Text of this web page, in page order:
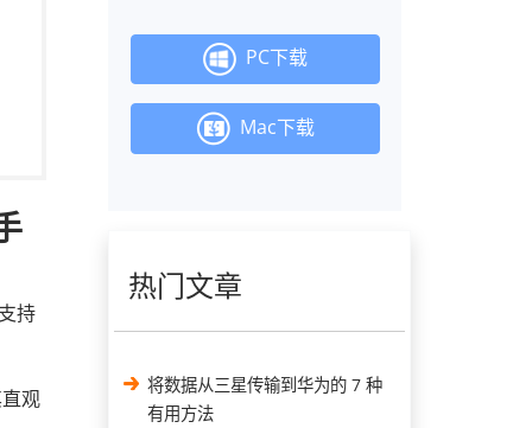
持
观
PC下载
Mac下载
热门文章
将数据从三星传输到华为的 7 种
有用方法